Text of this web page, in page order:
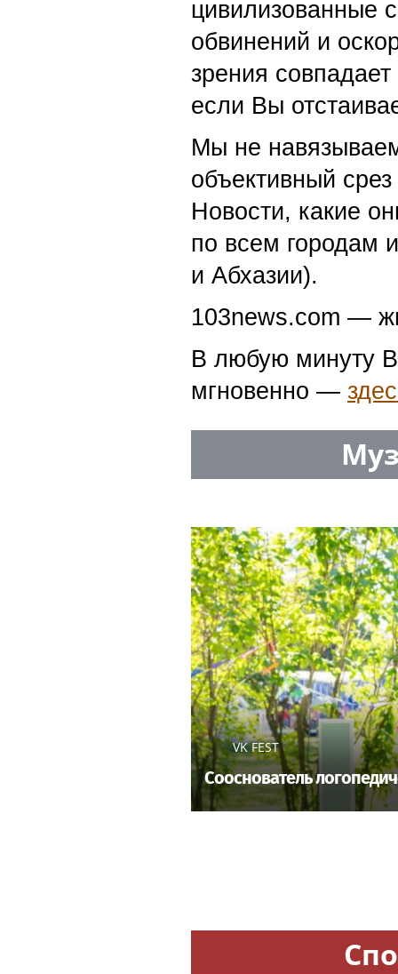
цивилизованные
обвинений и
зрения
если Вы
Мы не
объективный
Новости, какие
по всем городам
и Абхазии).
103news.com —
В любую минуту
мгновенно —
VK FEST
Сооснователь